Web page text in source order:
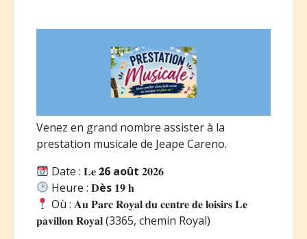
Venez en grand nombre assister à la
prestation musicale de Jeape Careno.
Date : 𝐋𝐞𝟐6 août 𝟐𝟎𝟐𝟔
Heure : 𝐃ès 𝟏𝟗 𝐡
Où : 𝐀𝐮 𝐏𝐚𝐫𝐜 𝐑𝐨𝐲𝐚𝐥 𝐝𝐮 𝐜𝐞𝐧𝐭𝐫𝐞 𝐝𝐞 𝐥𝐨𝐢𝐬𝐢𝐫𝐬 𝐋𝐞
𝐩𝐚𝐯𝐢𝐥𝐥𝐨𝐧 𝐑𝐨𝐲𝐚𝐥 (3365, chemin Royal)